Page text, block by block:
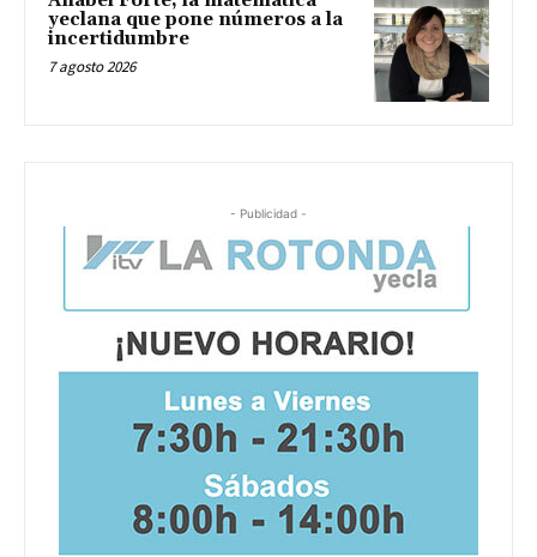
yeclana que pone números a la
incertidumbre
7 agosto 2026
- Publicidad -